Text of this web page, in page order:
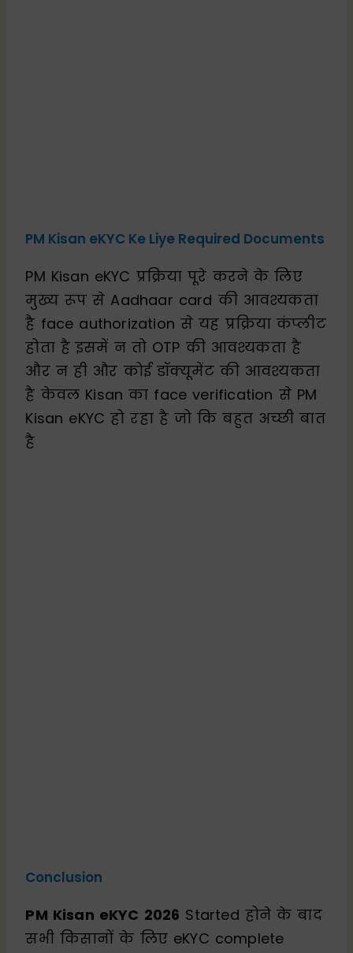
PM Kisan eKYC Ke Liye Required Documents
PM Kisan eKYC प्रक्रिया पूरे करने के लिए
मुख्य रूप से Aadhaar card की आवश्यकता
है face authorization से यह प्रक्रिया कंप्लीट
होता है इसमें न तो OTP की आवश्यकता है
और न ही और कोई डॉक्यूमेंट की आवश्यकता
है केवल Kisan का face verification से PM
Kisan eKYC हो रहा है जो कि बहुत अच्छी बात
है
Conclusion
PM Kisan eKYC 2026 Started होने के बाद
सभी किसानों के लिए eKYC complete